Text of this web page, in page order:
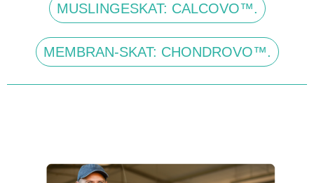
MUSLINGESKAT: CALCOVO™.
MEMBRAN-SKAT: CHONDROVO™.